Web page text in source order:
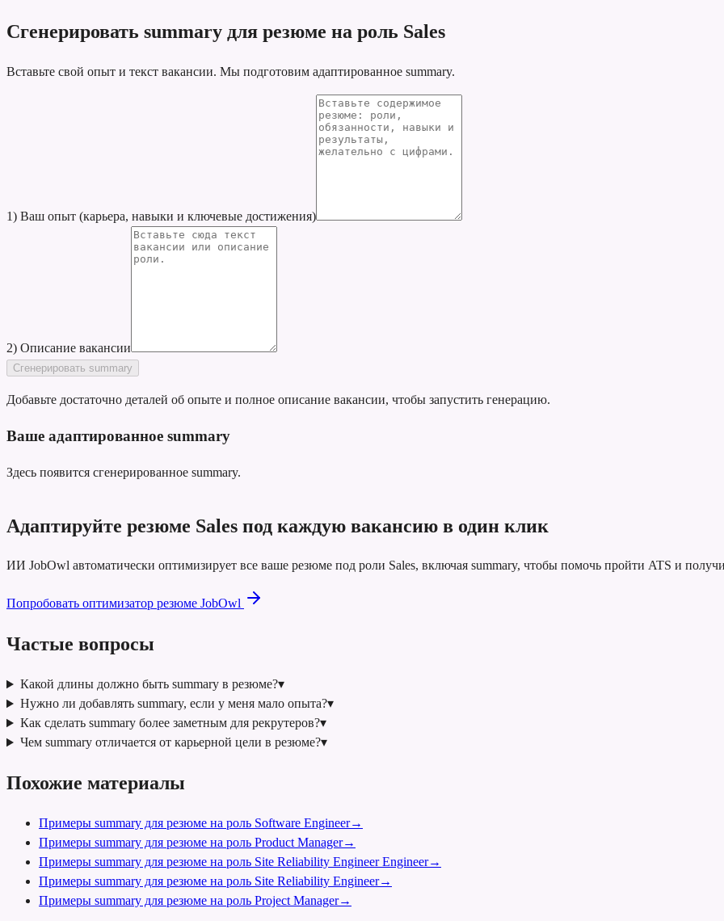
Сгенерировать summary для резюме на роль Sales
Вставьте свой опыт и текст вакансии. Мы подготовим адаптированное summary.
1) Ваш опыт (карьера, навыки и ключевые достижения)
2) Описание вакансии
Сгенерировать summary
Добавьте достаточно деталей об опыте и полное описание вакансии, чтобы запустить генерацию.
Ваше адаптированное summary
Здесь появится сгенерированное summary.
Адаптируйте резюме Sales под каждую вакансию в один клик
ИИ JobOwl автоматически оптимизирует все ваше резюме под роли Sales, включая summary, чтобы помочь пройти ATS и
Попробовать оптимизатор резюме JobOwl
Частые вопросы
Какой длины должно быть summary в резюме?▾
Нужно ли добавлять summary, если у меня мало опыта?▾
Как сделать summary более заметным для рекрутеров?▾
Чем summary отличается от карьерной цели в резюме?▾
Похожие материалы
Примеры summary для резюме на роль Software Engineer→
Примеры summary для резюме на роль Product Manager→
Примеры summary для резюме на роль Site Reliability Engineer Engineer→
Примеры summary для резюме на роль Site Reliability Engineer→
Примеры summary для резюме на роль Project Manager→